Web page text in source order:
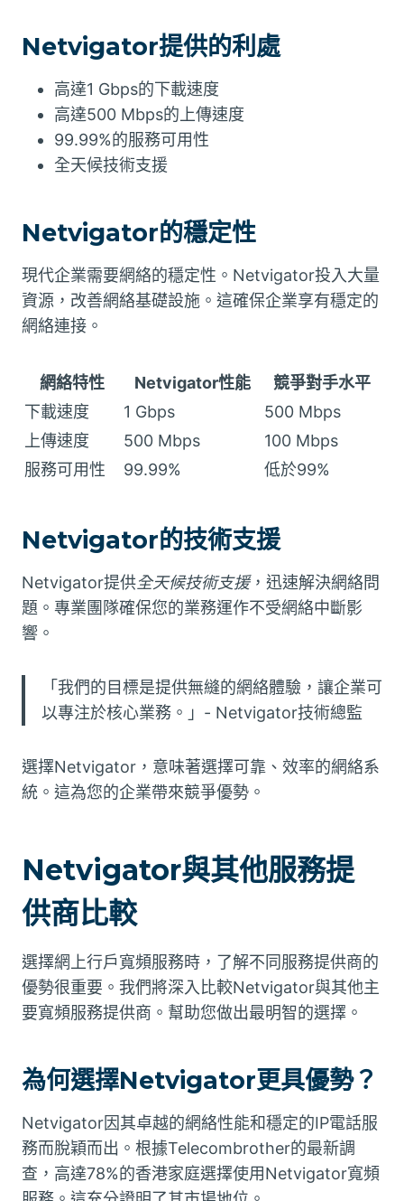
Netvigator提供的利處
高達1 Gbps的下載速度
高達500 Mbps的上傳速度
99.99%的服務可用性
全天候技術支援
Netvigator的穩定性
現代企業需要網絡的穩定性。Netvigator投入大量
資源，改善網絡基礎設施。這確保企業享有穩定的
網絡連接。
網絡特性 Netvigator性能
競爭對手水平
下載速度
1 Gbps
500 Mbps
上傳速度
500 Mbps
100 Mbps
服務可用性
99.99% 低於99%
Netvigator的技術支援
Netvigator提供全天候技術支援，迅速解決網絡問
題。專業團隊確保您的業務運作不受網絡中斷影
響。
「我們的目標是提供無縫的網絡體驗，讓企業可
以專注於核心業務。」- Netvigator技術總監
選擇Netvigator，意味著選擇可靠、效率的網絡系
統。這為您的企業帶來競爭優勢。
Netvigator與其他服務提
供商比較
選擇網上行戶寬頻服務時，了解不同服務提供商的
優勢很重要。我們將深入比較Netvigator與其他主
要寬頻服務提供商。幫助您做出最明智的選擇。
為何選擇Netvigator更具優勢？
Netvigator因其卓越的網絡性能和穩定的IP電話服
務而脫穎而出。根據Telecombrother的最新調
查，高達78%的香港家庭選擇使用Netvigator寬頻